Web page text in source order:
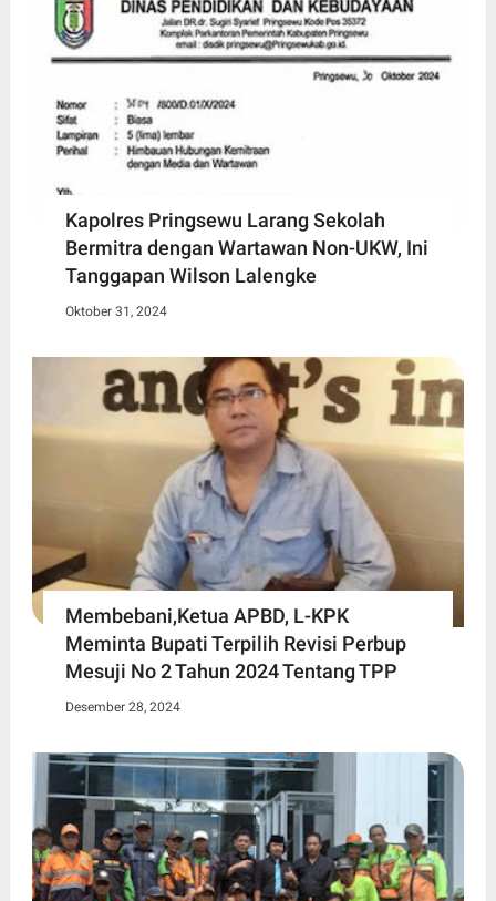
Kapolres Pringsewu Larang Sekolah
Bermitra dengan Wartawan Non-UKW, Ini
Tanggapan Wilson Lalengke
Oktober 31, 2024
Membebani,Ketua APBD, L-KPK
Meminta Bupati Terpilih Revisi Perbup
Mesuji No 2 Tahun 2024 Tentang TPP
Desember 28, 2024